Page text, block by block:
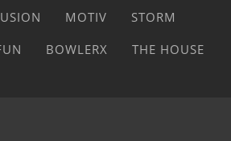
MOTIV
STORM
BOWLERX
THE HOUSE